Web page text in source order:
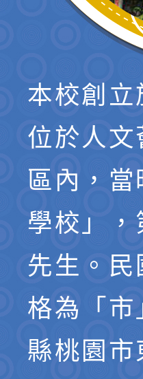
本校創
位於人
區內，
學校」
先生。
格為「
縣桃園